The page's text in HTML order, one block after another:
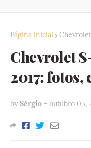
Página inicial Chevrolet
Chevrolet
2017: fotos,
by Sérgio - outubro 05,